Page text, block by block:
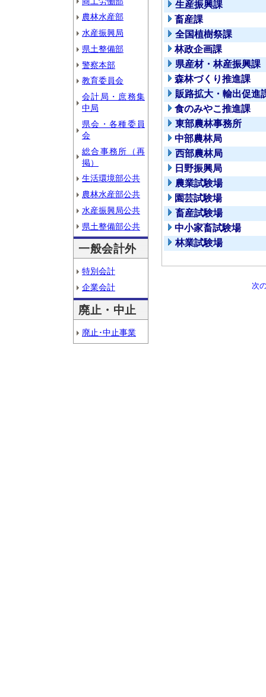
農林水産部
水産振興局
県土整備部
警察本部
教育委員会
会計局・庶務集
中局
県会・各種委員
会
総合事務所（再
掲）
生活環境部公共
農林水産部公共
水産振興局公共
県土整備部公共
一般会計外
特別会計
企業会計
廃止・中止
廃止･中止事業
生産振興課
畜産課
全国植樹祭課
林政企画課
県産材・林産振興課
森林づくり推進課
販路拡大・輸出促進
食のみやこ推進課
東部農林事務所
中部農林局
西部農林局
日野振興局
農業試験場
園芸試験場
畜産試験場
中小家畜試験場
林業試験場
次